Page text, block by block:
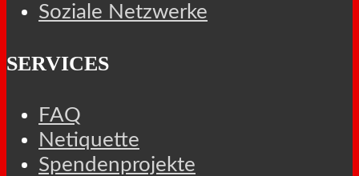
Soziale Netzwerke
SERVICES
FAQ
Netiquette
Spendenprojekte